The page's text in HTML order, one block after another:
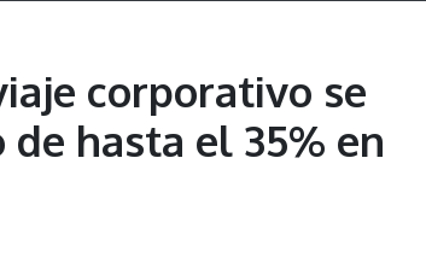
corporativo se
hasta el 35% en